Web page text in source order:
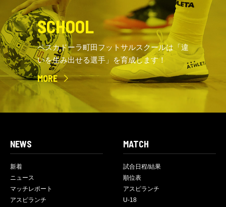
SCHOOL
ペスカドーラ町田フットサルスクールは「違
いを生み出せる選手」を育成します！
MORE
NEWS
新着
ニュース
マッチレポート
アスピランチ
MATCH
試合日程/結果
順位表
アスピランチ
U-18